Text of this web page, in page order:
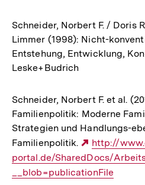
Schneider, Norbert F. / Doris
Limmer (1998): Nicht-
Entstehung, Entwicklung,
Leske+Budrich
Schneider, Norbert F. et al.
Familienpolitik: Moderne
Strategien und Handlungs-
Familienpolitik.
Externer
Link:
http://
portal.de/SharedDocs/
__blob=publicationFile